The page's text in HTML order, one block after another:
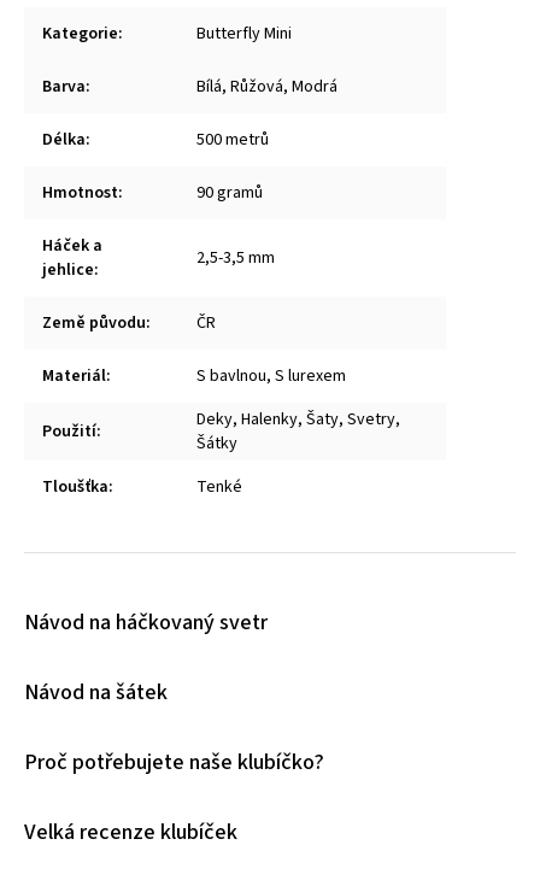
Kategorie: Butterfly Mini
Barva: Bílá, Růžová, Modrá
Délka: 500 metrů
Hmotnost: 90 gramů
Háček a
jehlice: 2,5-3,5 mm
Země původu: ČR
Materiál: S bavlnou, S lurexem
Použití:
Deky, Halenky, Šaty, Svetry,
Šátky
Tloušťka: Tenké
Návod na háčkovaný svetr
Návod na šátek
Proč potřebujete naše klubíčko?
Velká recenze klubíček